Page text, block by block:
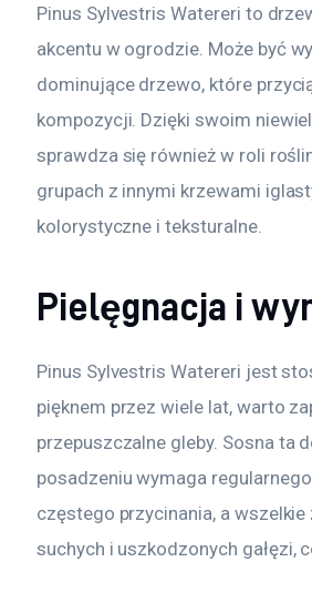
Pinus Sylvestris Watereri to
akcentu w ogrodzie. Może być
dominujące drzewo, które
kompozycji. Dzięki swoim
sprawdza się również w roli
grupach z innymi krzewami
kolorystyczne i teksturalne.
Pielęgnacja i
Pinus Sylvestris Watereri jest
pięknem przez wiele lat, warto
przepuszczalne gleby. Sosna ta
posadzeniu wymaga
częstego przycinania, a
suchych i uszkodzonych gałęzi,